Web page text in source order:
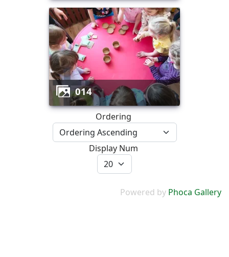
014
Ordering
Display Num
Powered by Phoca Gallery